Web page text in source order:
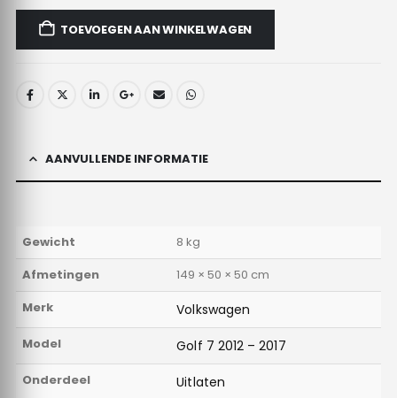
TOEVOEGEN AAN WINKELWAGEN
AANVULLENDE INFORMATIE
Gewicht
8 kg
Afmetingen
149 × 50 × 50 cm
Merk
Volkswagen
Model Golf 7 2012 – 2017
Onderdeel Uitlaten